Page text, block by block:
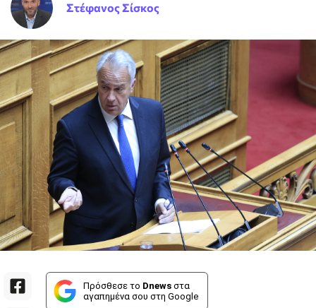
Στέφανος Σίσκος
Πρόσθεσε το Dnews στα
αγαπημένα σου στη Google